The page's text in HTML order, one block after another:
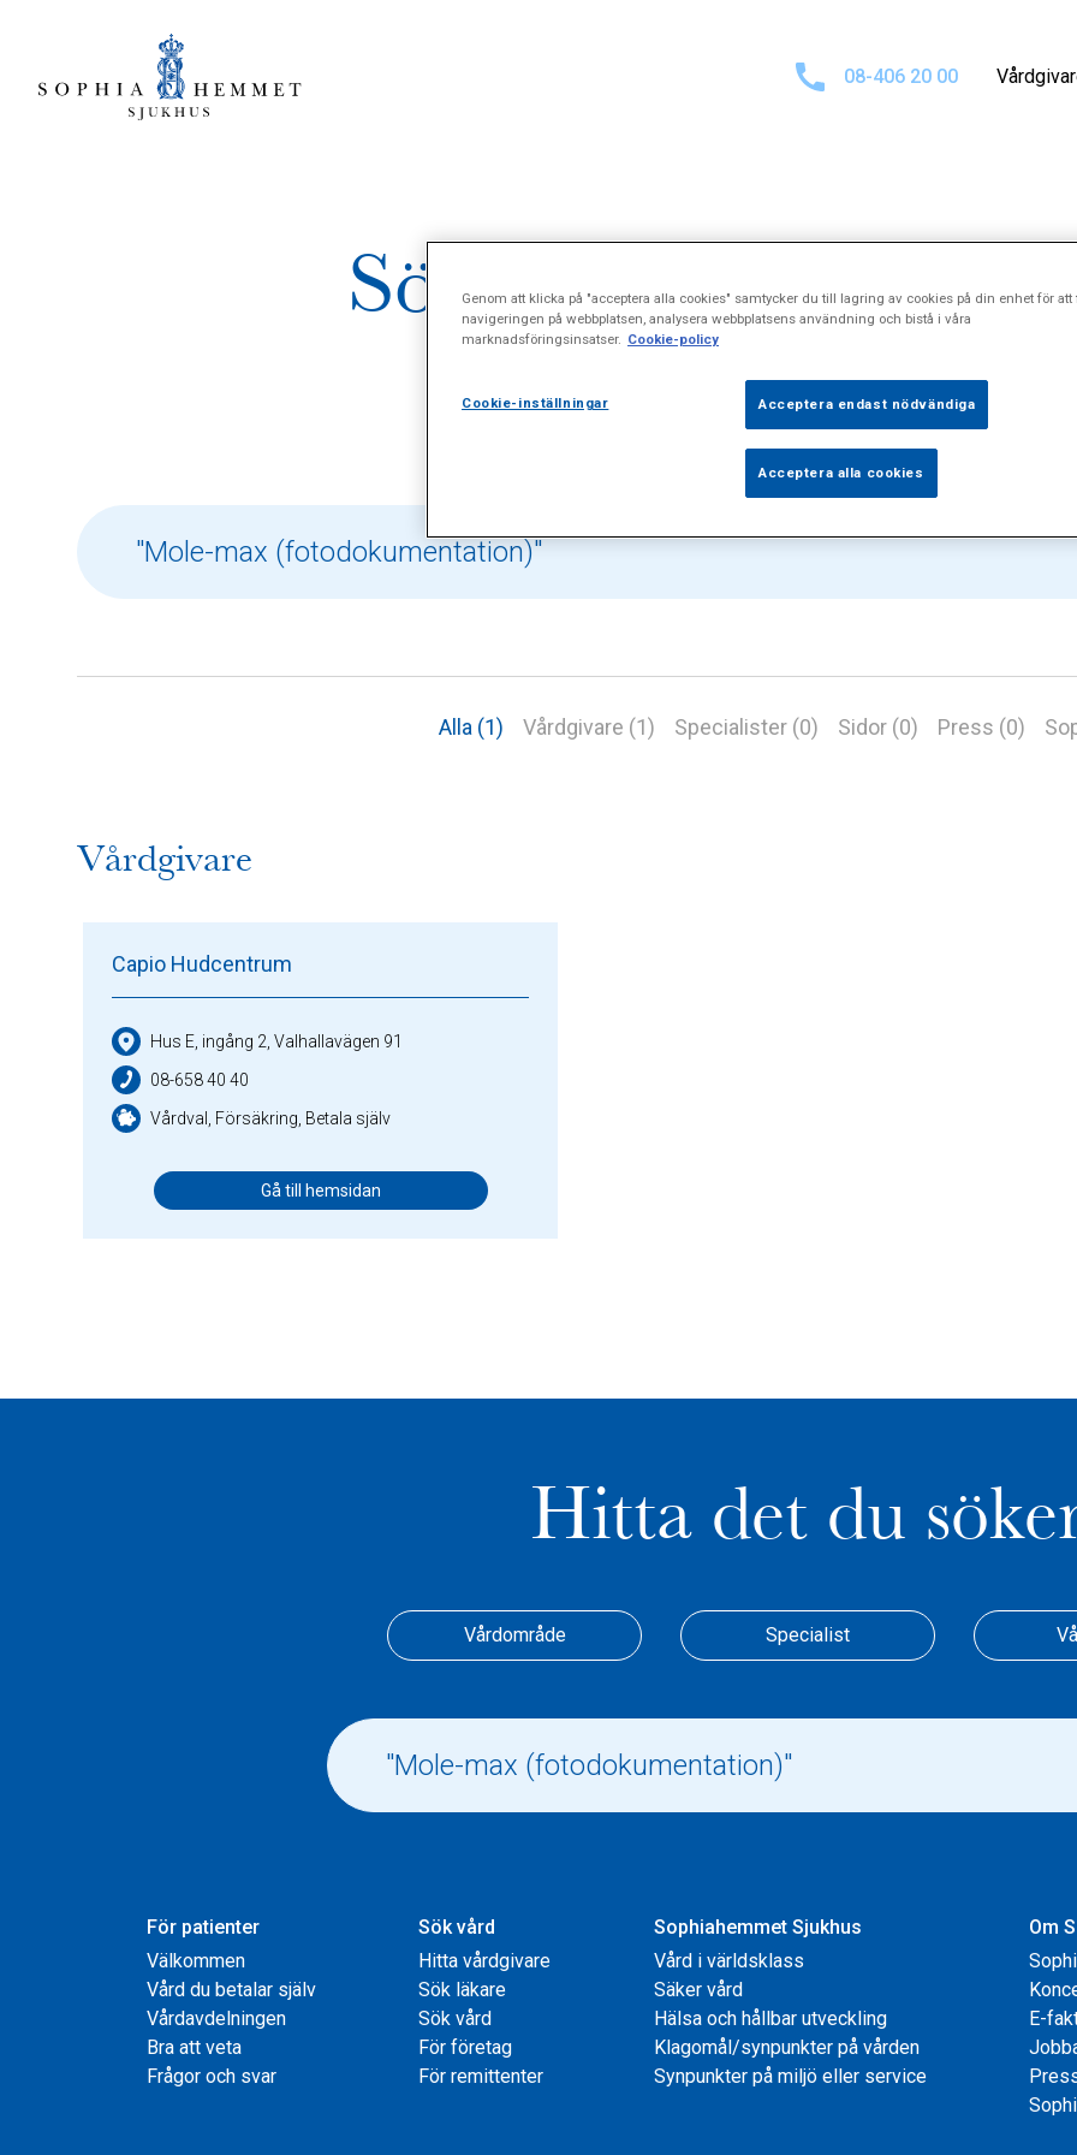
08-406 20 00
Sökresultat för
Alla (1) Vårdgivare (1) Specialister (0) Sidor (0) Press (0)
Vårdgivare
Capio Hudcentrum
Hus E, ingång 2, Valhallavägen 91
08-658 40 40
Vårdval, Försäkring, Betala själv
Gå till hemsidan
Hitta det du
Vårdområde Specialist
För patienter
Välkommen
Vård du betalar själv
Vårdavdelningen
Bra att veta
Frågor och svar
Sök vård
Hitta vårdgivare
Sök läkare
Sök vård
För företag
För remittenter
Sophiahemmet Sjukhus
Vård i världsklass
Säker vård
Hälsa och hållbar utveckling
Klagomål/synpunkter på vården
Synpunkter på miljö eller service
Om
E-
Genom att klicka på "acceptera alla cookies" samtycker du till lagring av cookies på din enhet för att
navigeringen på webbplatsen, analysera webbplatsens användning och bistå i våra
marknadsföringsinsatser. Cookie-policy
Cookie-inställningar Acceptera endast nödvändiga
Acceptera alla cookies